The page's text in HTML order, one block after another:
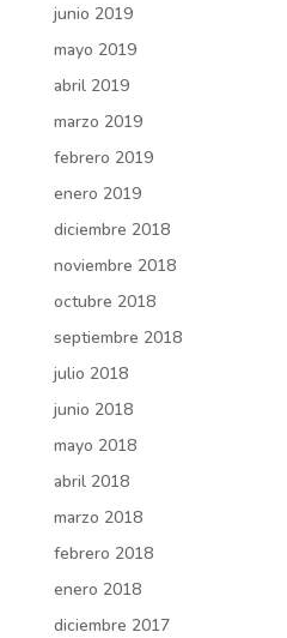
junio 2019
mayo 2019
abril 2019
marzo 2019
febrero 2019
enero 2019
diciembre 2018
noviembre 2018
octubre 2018
septiembre 2018
julio 2018
junio 2018
mayo 2018
abril 2018
marzo 2018
febrero 2018
enero 2018
diciembre 2017